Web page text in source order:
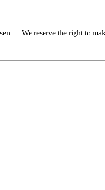
— We reserve the right